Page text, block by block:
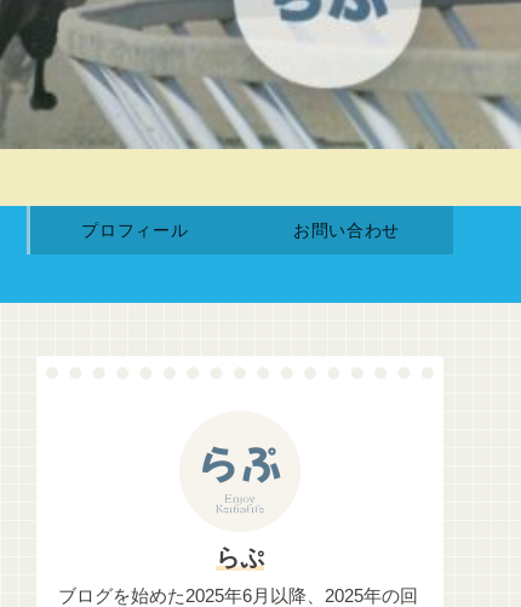
プロフィール お問い合わせ
らぷ
ブログを始めた2025年6月以降、2025年の回